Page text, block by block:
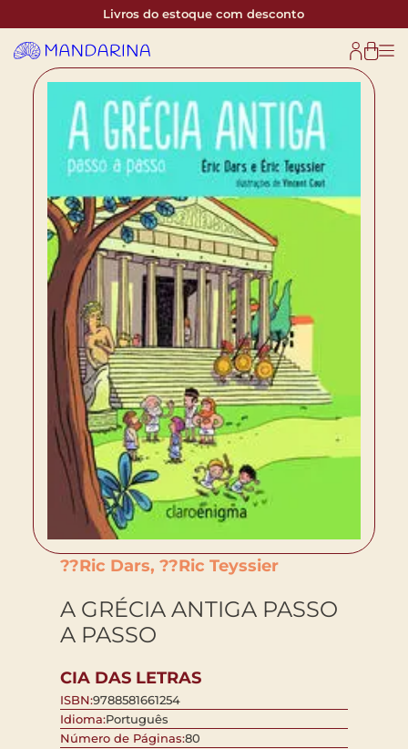
Livros do estoque com desconto
??Ric Dars, ??Ric Teyssier
A GRÉCIA ANTIGA PASSO
A PASSO
CIA DAS LETRAS
ISBN:9788581661254
Idioma:Português
Número de Páginas:80